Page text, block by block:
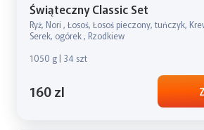
Świąteczny Classic Set
Ryż, Nori , Łosoś, Łosoś pieczony, tuńczyk,
Serek, ogórek , Rzodkiew
1050 g | 34 szt
160 zl